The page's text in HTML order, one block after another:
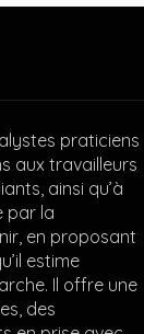
praticiens
aux travailleurs
ainsi qu’à
par la
en proposant
estime
Il offre une
des